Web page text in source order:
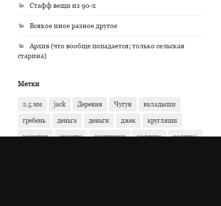
Стафф вещи из 90-х
Всякое иное разное другое
Архив (что вообще попадается; только сельская
старина)
Метки
2.5 мм jack Деревня Чугун вкладыши
гребень деньга деньги джек кругляши
монетки монеты наушники ходячие ходячка